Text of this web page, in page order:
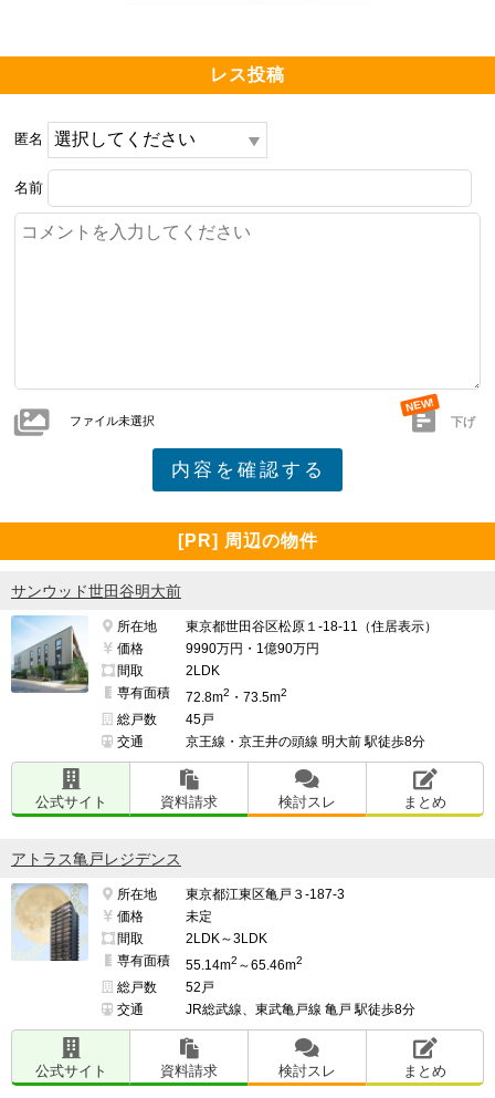
レス投稿
匿名
名前
ファイル未選択 下げ
[PR] 周辺の物件
サンウッド世田谷明大前
所在地
東京都世田谷区松原１-18-11（住居表示）
価格
9990万円・1億90万円
間取
2LDK
専有面積
72.8m2 ・73.5m2
総戸数
45戸
交通
京王線・京王井の頭線 明大前 駅徒歩8分
公式サイト 資料請求 検討スレ まとめ
アトラス亀戸レジデンス
所在地
東京都江東区亀戸３-187-3
価格
未定
間取
2LDK～3LDK
専有面積
55.14m2 ～65.46m2
総戸数
52戸
交通
JR総武線、東武亀戸線 亀戸 駅徒歩8分
公式サイト 資料請求 検討スレ まとめ